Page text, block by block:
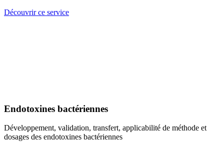
Découvrir ce service
Endotoxines bactériennes
Développement, validation, transfert, applicabilité de méthode et
dosages des endotoxines bactériennes